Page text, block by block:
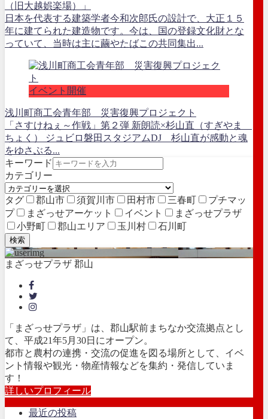
（旧大越娯楽場）」
日本を代表する建築学者今和次郎氏の設計で、大正１５
年に建てられた建造物です。今は、国の登録文化財とな
っていて、当時は主に繭やたばこの共同集出...
イベント開催
浅川町商工会青年部 災害復興プロジェクト
「さすけねぇ～作戦」第２弾 新朗読×杉山直（すぎやま
ちょく） ジュビロ磐田スタジアムDJ 杉山直が感動と魂
をゆさぶる...
キーワード
カテゴリー
タグ 郡山市 須賀川市 田村市 三春町
プチマッ
プ
まざっせアーケット イベント
まざっせプラザ
小野町
郡山エリア 玉川村 石川町
検索
まざっせプラザ 郡山
「まざっせプラザ」は、郡山駅前まちなか交流拠点とし
て、平成21年5月30日にオープン。
都市と農村の連携・交流の促進を図る場所として、イベ
ント情報や観光・物産情報などを集約・発信していま
す！
詳しいプロフィール
最近の投稿